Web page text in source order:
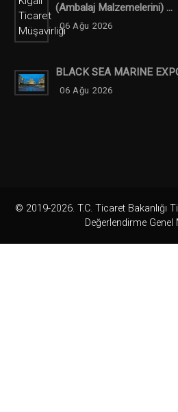
(ambalaj Malzemelerini) ...
06 Ağu 2026
BLACK SEA MARINE
06 Ağu 2026
© 2019-2026. T.C. Ticaret Bakanlığı
Değerlendirme Genel